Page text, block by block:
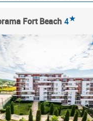
Fort Beach 4★